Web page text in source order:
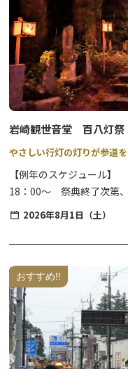
日光市にある今市エリア
『食』や『物』が集まっ
そんな当エリアでは、毎
る「市＝いち」が盛んに
地名が名付けられたとい
岩崎観世音堂 百八灯祭
やさしい行灯の灯りが参道
【例年のスケジュール】
18：00～ 祭典終了次第
20：00頃 消灯予定
【駐車場】無料（お堂下
せん。
※夜間の開催のため、足
の照明器具をご持参くださ
子授け・安産の仏様とし
子観音」と呼ばれていま
2026年8月1日（土）
おすすめ!!